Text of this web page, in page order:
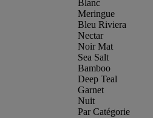
Blanc
Meringue
Bleu Riviera
Nectar
Noir Mat
Sea Salt
Bamboo
Deep Teal
Garnet
Nuit
Par Catégorie